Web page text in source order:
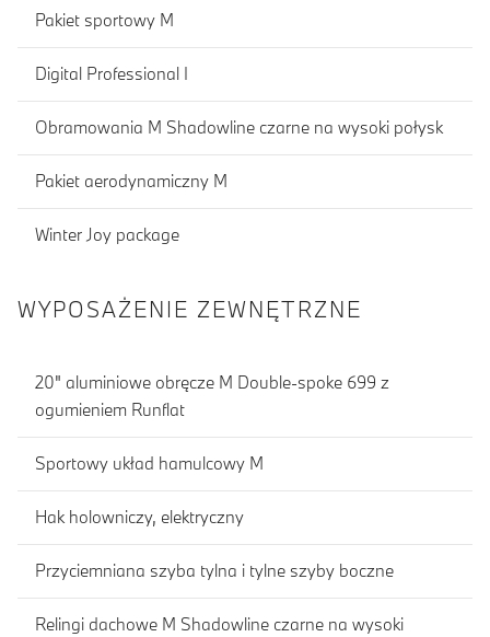
Pakiet sportowy M
Digital Professional I
Obramowania M Shadowline czarne na wysoki połysk
Pakiet aerodynamiczny M
Winter Joy package
WYPOSAŻENIE ZEWNĘTRZNE
20" aluminiowe obręcze M Double-spoke 699 z
ogumieniem Runflat
Sportowy układ hamulcowy M
Hak holowniczy, elektryczny
Przyciemniana szyba tylna i tylne szyby boczne
Relingi dachowe M Shadowline czarne na wysoki